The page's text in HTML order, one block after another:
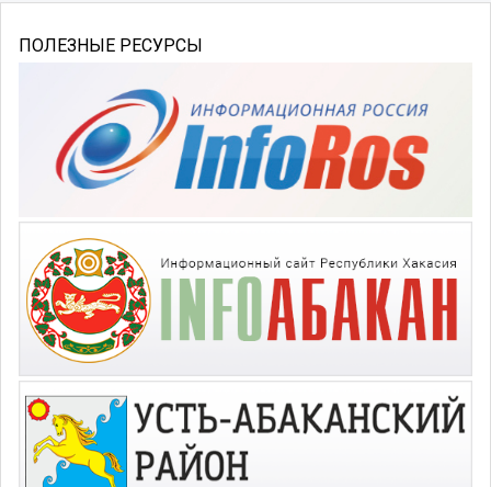
ПОЛЕЗНЫЕ РЕСУРСЫ